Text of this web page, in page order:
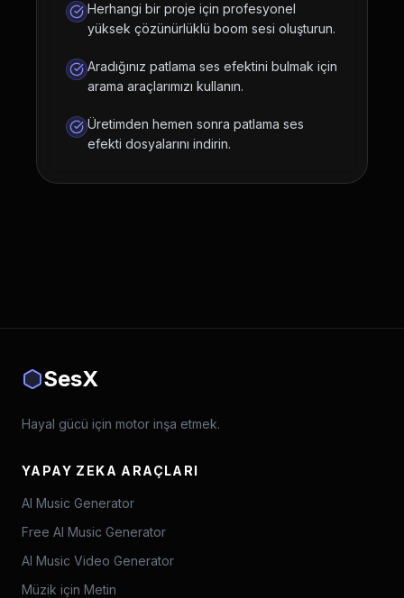
Herhangi bir proje için profesyonel
yüksek çözünürlüklü boom sesi oluşturun.
Aradığınız patlama ses efektini bulmak için
arama araçlarımızı kullanın.
Üretimden hemen sonra patlama ses
efekti dosyalarını indirin.
SesX
Hayal gücü için motor inşa etmek.
YAPAY ZEKA ARAÇLARI
AI Music Generator
Free AI Music Generator
AI Music Video Generator
Müzik için Metin